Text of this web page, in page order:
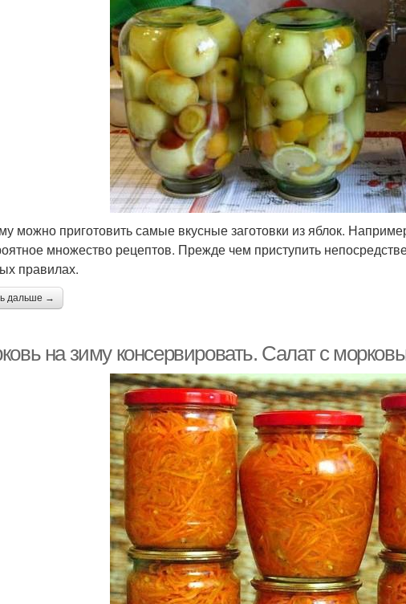
можно приготовить самые вкусные заготовки из яблок.
множество рецептов. Прежде чем приступить
правилах.
дальше →
на зиму консервировать. Салат с